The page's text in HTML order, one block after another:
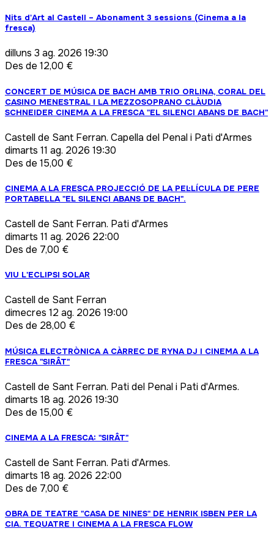
Nits d'Art al Castell – Abonament 3 sessions (Cinema a la
fresca)
dilluns 3 ag. 2026 19:30
Des de 12,00 €
CONCERT DE MÚSICA DE BACH AMB TRIO ORLINA, CORAL DEL
CASINO MENESTRAL I LA MEZZOSOPRANO CLÀUDIA
SCHNEIDER CINEMA A LA FRESCA "EL SILENCI ABANS DE BACH"
Castell de Sant Ferran. Capella del Penal i Pati d'Armes
dimarts 11 ag. 2026 19:30
Des de 15,00 €
CINEMA A LA FRESCA PROJECCIÓ DE LA PEL·LÍCULA DE PERE
PORTABELLA "EL SILENCI ABANS DE BACH".
Castell de Sant Ferran. Pati d'Armes
dimarts 11 ag. 2026 22:00
Des de 7,00 €
VIU L'ECLIPSI SOLAR
Castell de Sant Ferran
dimecres 12 ag. 2026 19:00
Des de 28,00 €
MÚSICA ELECTRÒNICA A CÀRREC DE RYNA DJ I CINEMA A LA
FRESCA "SIRÂT"
Castell de Sant Ferran. Pati del Penal i Pati d'Armes.
dimarts 18 ag. 2026 19:30
Des de 15,00 €
CINEMA A LA FRESCA: "SIRÂT"
Castell de Sant Ferran. Pati d'Armes.
dimarts 18 ag. 2026 22:00
Des de 7,00 €
OBRA DE TEATRE "CASA DE NINES" DE HENRIK ISBEN PER LA
CIA. TEQUATRE I CINEMA A LA FRESCA FLOW